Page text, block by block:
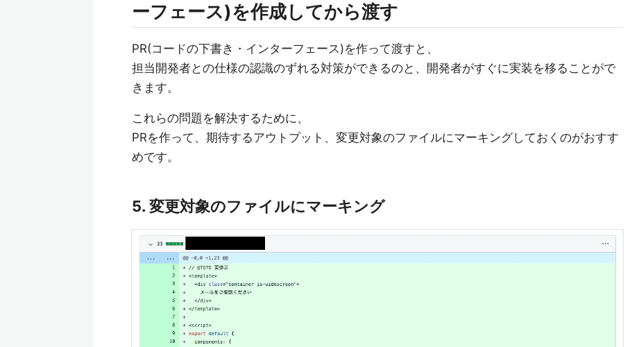
ーフェース)を作成してから渡す
PR(コードの下書き・インターフェース)を作って渡すと、
担当開発者との仕様の認識のずれる対策ができるのと、開発者がすぐに実装を移ることがで
きます。
これらの問題を解決するために、
PRを作って、期待するアウトプット、変更対象のファイルにマーキングしておくのがおすす
めです。
5. 変更対象のファイルにマーキング